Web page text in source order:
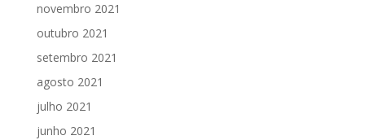
novembro 2021
outubro 2021
setembro 2021
agosto 2021
julho 2021
junho 2021